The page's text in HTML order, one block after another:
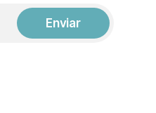
Enviar